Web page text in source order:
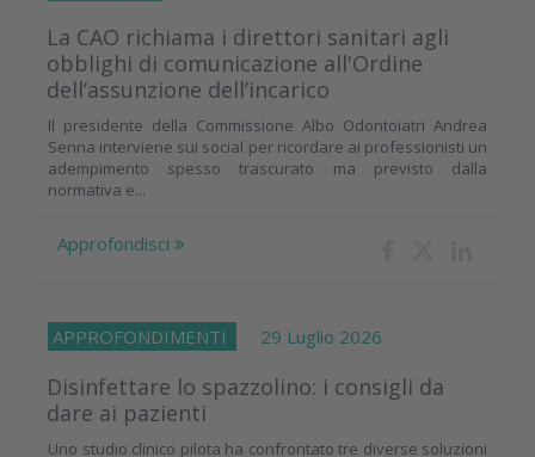
La CAO richiama i direttori sanitari agli
obblighi di comunicazione all'Ordine
dell’assunzione dell’incarico
Il presidente della Commissione Albo Odontoiatri Andrea
Senna interviene sui social per ricordare ai professionisti un
adempimento spesso trascurato ma previsto dalla
normativa e...
Approfondisci
APPROFONDIMENTI 29 Luglio 2026
Disinfettare lo spazzolino: i consigli da
dare ai pazienti
Uno studio clinico pilota ha confrontato tre diverse soluzioni